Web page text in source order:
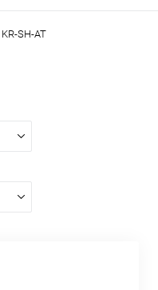
KR-SH-AT